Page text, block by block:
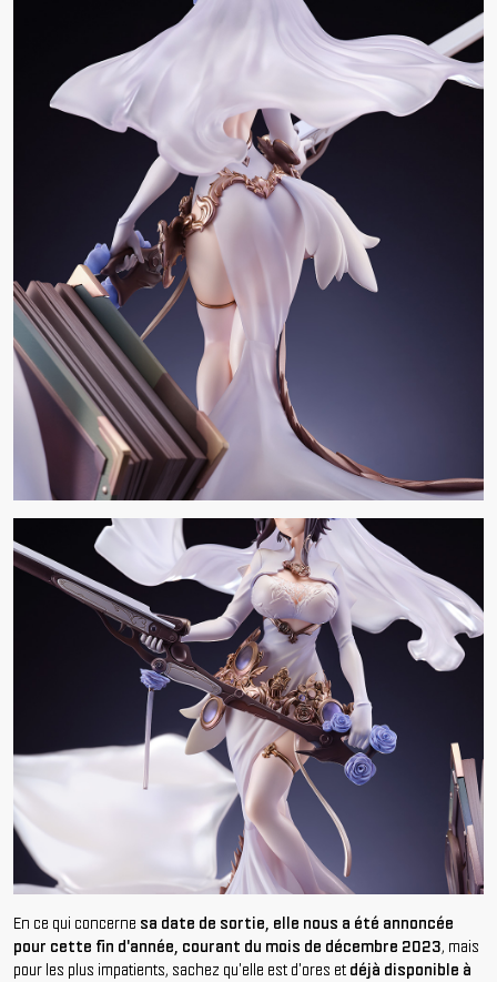
En ce qui concerne sa date de sortie, elle nous a été annoncée
pour cette fin d'année, courant du mois de décembre 2023, mais
pour les plus impatients, sachez qu'elle est d'ores et déjà disponible à